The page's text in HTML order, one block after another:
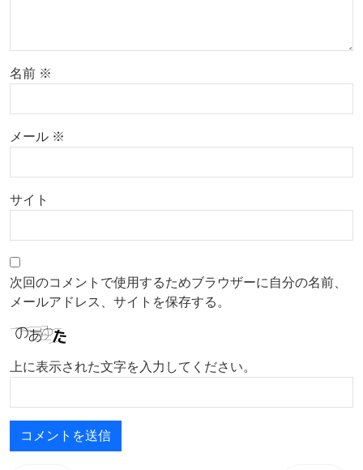
名前 ※
メール ※
サイト
次回のコメントで使用するためブラウザーに自分の名前、
メールアドレス、サイトを保存する。
上に表示された文字を入力してください。